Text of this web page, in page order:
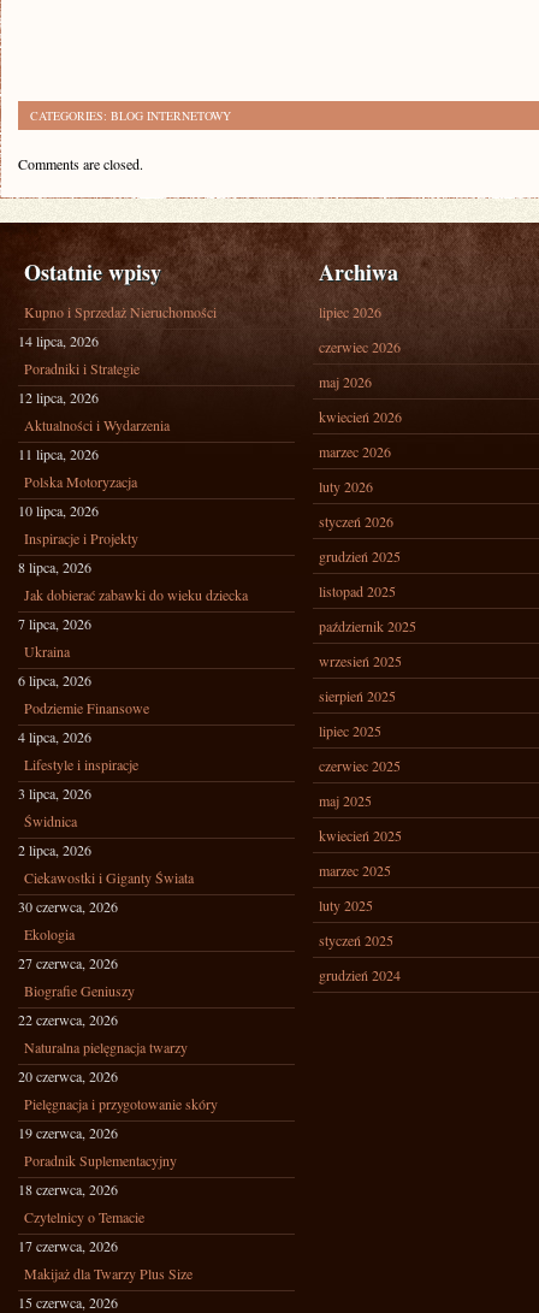
CATEGORIES: BLOG INTERNETOWY
Comments are closed.
Ostatnie wpisy
Kupno i Sprzedaż Nieruchomości
14 lipca, 2026
Poradniki i Strategie
12 lipca, 2026
Aktualności i Wydarzenia
11 lipca, 2026
Polska Motoryzacja
10 lipca, 2026
Inspiracje i Projekty
8 lipca, 2026
Jak dobierać zabawki do wieku dziecka
7 lipca, 2026
Ukraina
6 lipca, 2026
Podziemie Finansowe
4 lipca, 2026
Lifestyle i inspiracje
3 lipca, 2026
Świdnica
2 lipca, 2026
Ciekawostki i Giganty Świata
30 czerwca, 2026
Ekologia
27 czerwca, 2026
Biografie Geniuszy
22 czerwca, 2026
Naturalna pielęgnacja twarzy
20 czerwca, 2026
Pielęgnacja i przygotowanie skóry
19 czerwca, 2026
Poradnik Suplementacyjny
18 czerwca, 2026
Czytelnicy o Temacie
17 czerwca, 2026
Makijaż dla Twarzy Plus Size
15 czerwca, 2026
Archiwa
lipiec 2026
czerwiec 2026
maj 2026
kwiecień 2026
marzec 2026
luty 2026
styczeń 2026
grudzień 2025
listopad 2025
październik 2025
wrzesień 2025
sierpień 2025
lipiec 2025
czerwiec 2025
maj 2025
kwiecień 2025
marzec 2025
luty 2025
styczeń 2025
grudzień 2024